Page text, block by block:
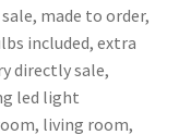
made to order,
included, extra
directly sale,
led light
living room,